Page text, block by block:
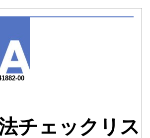
00
チェックリス